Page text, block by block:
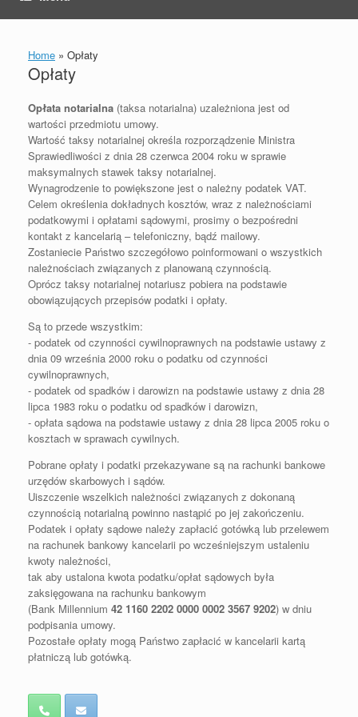
Home » Opłaty
Opłaty
Opłata notarialna (taksa notarialna) uzależniona jest od
wartości przedmiotu umowy.
Wartość taksy notarialnej określa rozporządzenie Ministra
Sprawiedliwości z dnia 28 czerwca 2004 roku w sprawie
maksymalnych stawek taksy notarialnej.
Wynagrodzenie to powiększone jest o należny podatek VAT.
Celem określenia dokładnych kosztów, wraz z należnościami
podatkowymi i opłatami sądowymi, prosimy o bezpośredni
kontakt z kancelarią – telefoniczny, bądź mailowy.
Zostaniecie Państwo szczegółowo poinformowani o wszystkich
należnościach związanych z planowaną czynnością.
Oprócz taksy notarialnej notariusz pobiera na podstawie
obowiązujących przepisów podatki i opłaty.
Są to przede wszystkim:
- podatek od czynności cywilnoprawnych na podstawie ustawy z
dnia 09 września 2000 roku o podatku od czynności
cywilnoprawnych,
- podatek od spadków i darowizn na podstawie ustawy z dnia 28
lipca 1983 roku o podatku od spadków i darowizn,
- opłata sądowa na podstawie ustawy z dnia 28 lipca 2005 roku o
kosztach w sprawach cywilnych.
Pobrane opłaty i podatki przekazywane są na rachunki bankowe
urzędów skarbowych i sądów.
Uiszczenie wszelkich należności związanych z dokonaną
czynnością notarialną powinno nastąpić po jej zakończeniu.
Podatek i opłaty sądowe należy zapłacić gotówką lub przelewem
na rachunek bankowy kancelarii po wcześniejszym ustaleniu
kwoty należności,
tak aby ustalona kwota podatku/opłat sądowych była
zaksięgowana na rachunku bankowym
(Bank Millennium 42 1160 2202 0000 0002 3567 9202) w dniu
podpisania umowy.
Pozostałe opłaty mogą Państwo zapłacić w kancelarii kartą
płatniczą lub gotówką.